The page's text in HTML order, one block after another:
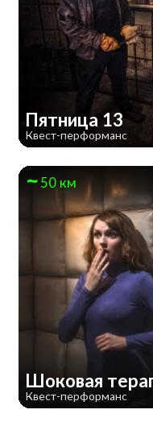
Пятница 13
Квест-перформанс
50 км
Шоковая
Квест-перформанс